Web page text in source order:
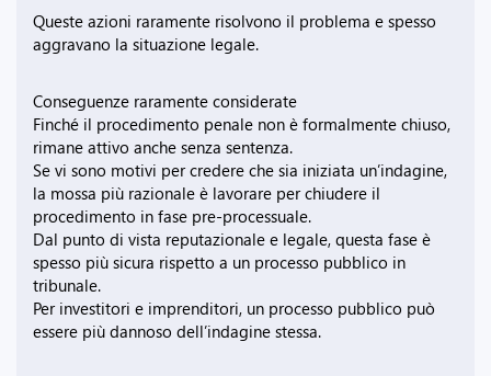
Queste azioni raramente risolvono il problema e spesso
aggravano la situazione legale.
Conseguenze raramente considerate
Finché il procedimento penale non è formalmente chiuso,
rimane attivo anche senza sentenza.
Se vi sono motivi per credere che sia iniziata un’indagine,
la mossa più razionale è lavorare per chiudere il
procedimento in fase pre-processuale.
Dal punto di vista reputazionale e legale, questa fase è
spesso più sicura rispetto a un processo pubblico in
tribunale.
Per investitori e imprenditori, un processo pubblico può
essere più dannoso dell’indagine stessa.